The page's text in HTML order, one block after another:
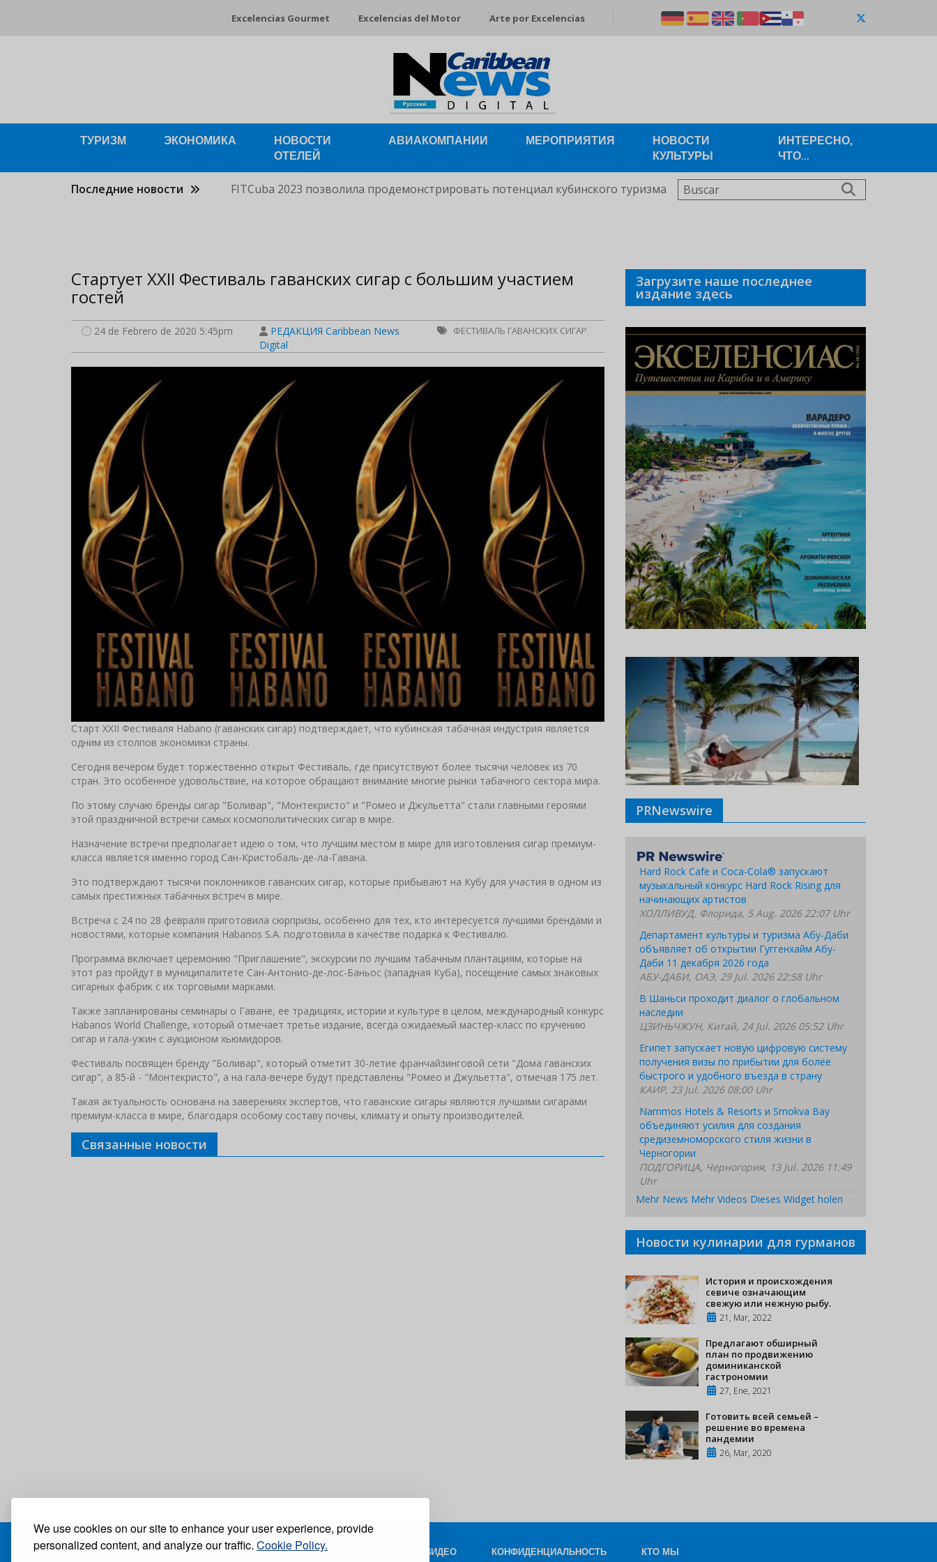
We use cookies on our site to enhance your user experience, provide
personalized content, and analyze our traffic. Cookie Policy.
Excelencias Gourmet Excelencias del Motor Arte por Excelencias
ТУРИЗМ ЭКОНОМИКА
НОВОСТИ
ОТЕЛЕЙ
АВИАКОМПАНИИ МЕРОПРИЯТИЯ
НОВОСТИ
КУЛЬТУРЫ
ИНТЕРЕСНО,
ЧТО...
Последние новости FITCuba 2023 позволила продемонстрировать потенциал кубинского туризма Buscar
Стартует XXII Фестиваль гаванских сигар с большим участием
гостей
24 de Febrero de 2020 5:45pm
РЕДАКЦИЯ Caribbean News
Digital
ФЕСТИВАЛЬ ГАВАНСКИХ СИГАР
Старт XXII Фестиваля Habano (гаванских сигар) подтверждает, что кубинская табачная индустрия является
одним из столпов экономики страны.
Сегодня вечером будет торжественно открыт Фестиваль, где присутствуют более тысячи человек из 70
стран. Это особенное удовольствие, на которое обращают внимание многие рынки табачного сектора мира.
По этому случаю бренды сигар "Боливар", "Монтекристо" и "Ромео и Джульетта" стали главными героями
этой праздничной встречи самых космополитических сигар в мире.
Назначение встречи предполагает идею о том, что лучшим местом в мире для изготовления сигар премиум-
класса является именно город Сан-Кристобаль-де-ла-Гавана.
Это подтверждают тысячи поклонников гаванских сигар, которые прибывают на Кубу для участия в одном из
самых престижных табачных встреч в мире.
Встреча с 24 по 28 февраля приготовила сюрпризы, особенно для тех, кто интересуется лучшими брендами и
новостями, которые компания Habanos S.A. подготовила в качестве подарка к Фестивалю.
Программа включает церемонию "Приглашение", экскурсии по лучшим табачным плантациям, которые на
этот раз пройдут в муниципалитете Сан-Антонио-де-лос-Баньос (западная Куба), посещение самых знаковых
сигарных фабрик с их торговыми марками.
Также запланированы семинары о Гаване, ее традициях, истории и культуре в целом, международный конкурс
Habanos World Challenge, который отмечает третье издание, всегда ожидаемый мастер-класс по кручению
сигар и гала-ужин с аукционом хьюмидоров.
Фестиваль посвящен бренду "Боливар", который отметит 30-летие франчайзинговой сети "Дома гаванских
сигар", а 85-й - "Монтекристо", а на гала-вечере будут представлены "Ромео и Джульетта", отмечая 175 лет.
Такая актуальность основана на заверениях экспертов, что гаванские сигары являются лучшими сигарами
премиум-класса в мире, благодаря особому составу почвы, климату и опыту производителей.
Связанные новости
Загрузите наше последнее
издание здесь
PRNewswire
Hard Rock Cafe и Coca-Cola® запускают
музыкальный конкурс Hard Rock Rising для
начинающих артистов
ХОЛЛИВУД, Флорида, 5 Aug. 2026 22:07 Uhr
Департамент культуры и туризма Абу-Даби
объявляет об открытии Гуггенхайм Абу-
Даби 11 декабря 2026 года
АБУ-ДАБИ, ОАЭ, 29 Jul. 2026 22:58 Uhr
В Шаньси проходит диалог о глобальном
наследии
ЦЗИНЬЧЖУН, Китай, 24 Jul. 2026 05:52 Uhr
Египет запускает новую цифровую систему
получения визы по прибытии для более
быстрого и удобного въезда в страну
КАИР, 23 Jul. 2026 08:00 Uhr
Nammos Hotels & Resorts и Smokva Bay
объединяют усилия для создания
средиземноморского стиля жизни в
Черногории
ПОДГОРИЦА, Черногория, 13 Jul. 2026 11:49
Uhr
Mehr News Mehr Videos Dieses Widget holen
Новости кулинарии для гурманов
История и происхождения
севиче означающим
свежую или нежную рыбу.
21, Mar, 2022
Предлагают обширный
план по продвижению
доминиканской
гастрономии
27, Ene, 2021
Готовить всей семьей –
решение во времена
пандемии
26, Mar, 2020
БЛОГ КОНТАКТ ФОТО И ВИДЕО КОНФИДЕНЦИАЛЬНОСТЬ КТО МЫ